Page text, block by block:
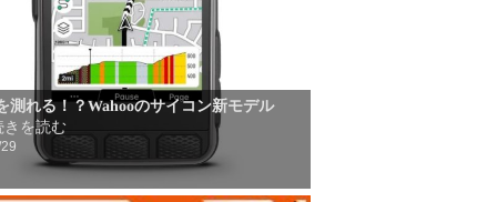
測れる！？Wahooのサイコン新モデル
を読む